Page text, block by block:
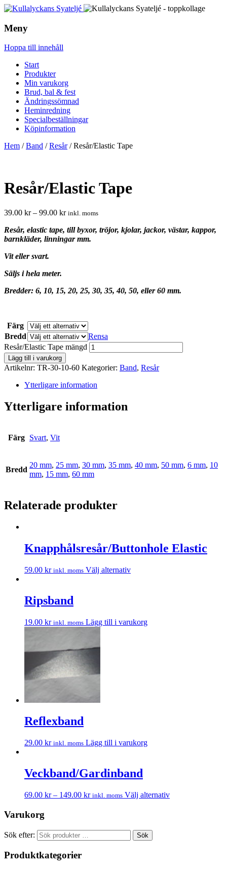
Meny
Hoppa till innehåll
Start
Produkter
Min varukorg
Brud, bal & fest
Ändringssömnad
Heminredning
Specialbeställningar
Köpinformation
Hem /Band /Resår/ Resår/Elastic Tape
Resår/Elastic Tape
39.00 kr– 99.00 kr inkl. moms
Resår, elastic tape, till byxor, tröjor, kjolar, jackor, västar, kappor,
barnkläder, linningar mm.
Vit eller svart.
Säljs i hela meter.
Bredder: 6, 10, 15, 20, 25, 30, 35, 40, 50, eller 60 mm.
Färg
Bredd
Rensa
Resår/Elastic Tape mängd
Lägg till i varukorg
Artikelnr: TR-30-10-60 Kategorier: Band, Resår
Ytterligare information
Ytterligare information
Färg Svart, Vit
Bredd
20 mm, 25 mm, 30 mm, 35 mm, 40 mm, 50 mm, 6 mm, 10
mm, 15 mm, 60 mm
Relaterade produkter
Knapphålsresår/Buttonhole Elastic
59.00 kr inkl. moms Välj alternativ
Ripsband
19.00 kr inkl. moms Lägg till i varukorg
Reflexband
29.00 kr inkl. moms Lägg till i varukorg
Veckband/Gardinband
69.00 kr– 149.00 kr inkl. moms Välj alternativ
Varukorg
Sök efter: Sök
Produktkategorier